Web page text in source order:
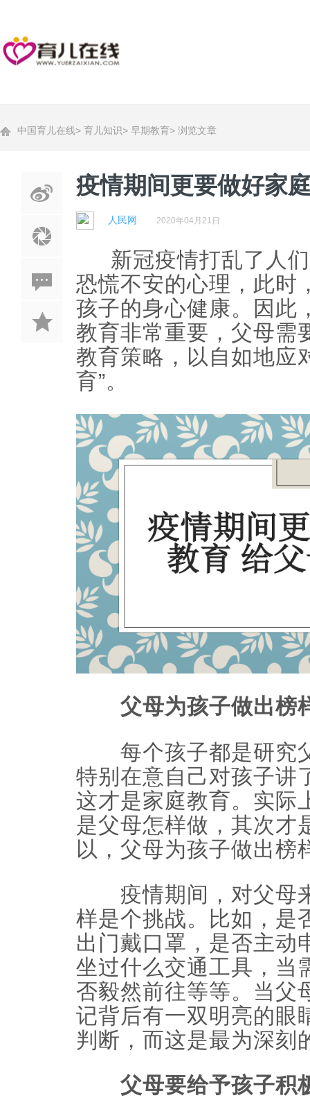
中国育儿在线> 育儿知识> 早期教育> 浏览文章
疫情期间更要做好家
人民网 2020年04月21日
新冠疫情打乱了人们
恐慌不安的心理，此时
孩子的身心健康。因此
教育非常重要，父母需
教育策略，以自如地应
育”。
父母为孩子做出榜
每个孩子都是研究
特别在意自己对孩子讲
这才是家庭教育。实际
是父母怎样做，其次才
以，父母为孩子做出榜
疫情期间，对父母
样是个挑战。比如，是
出门戴口罩，是否主动
坐过什么交通工具，当
否毅然前往等等。当父
记背后有一双明亮的眼
判断，而这是最为深刻
父母要给予孩子积